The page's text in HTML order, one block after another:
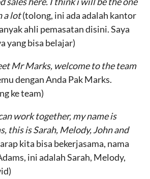
a lot(tolong, ini ada adalah kantor
ahli pemasatan disini. Saya
yang bisa belajar)
Mr Marks, welcome to the team
dengan Anda Pak Marks.
ke team)
work together, my name is
this is Sarah, Melody, John and
kita bisa bekerjasama, nama
ini adalah Sarah, Melody,